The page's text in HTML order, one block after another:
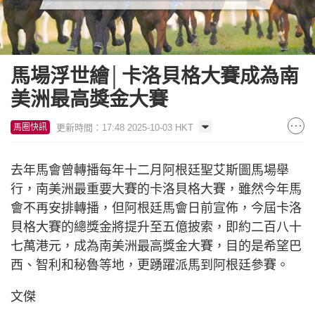
馬場浮世繪│卡洛貝格大賽成為南
美洲最高獎金大賽
馬圈快訊 更新時間：17:48 2025-10-03 HKT
去年馬會曾轉播每年十二月阿根廷聖艾斯圖馬場舉
行，南美洲最重要大賽的卡洛貝格大賽，雖然今年馬
會不再安排轉播，但阿根廷馬會日前宣佈，今屆卡洛
貝格大賽的總獎金將提升至五億披索，即約二百八十
七萬港元，成為南美洲最高獎金大賽，目的是希望巴
西、智利和秘魯等地，更踴躍派馬到阿根廷參賽。
文傑